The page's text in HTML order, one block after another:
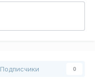
Подписчики 0